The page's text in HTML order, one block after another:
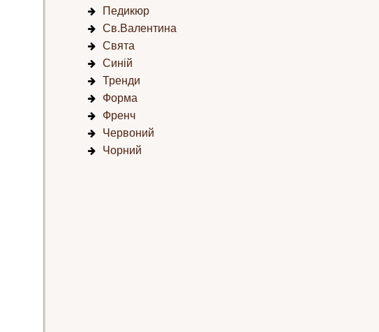
Педикюр
Св.Валентина
Свята
Синій
Тренди
Форма
Френч
Червоний
Чорний